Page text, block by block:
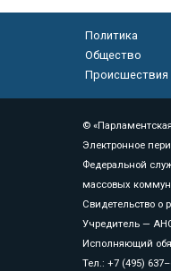
Политика
Общество
Происшествия
© «Парламентская
Электронное
Федеральной
массовых
Свидетельство о
Учредитель —
Исполняющий
Тел.: +7 (495)